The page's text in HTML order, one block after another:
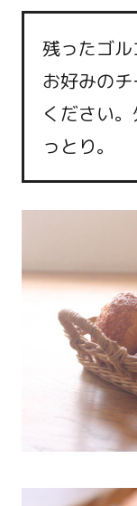
残ったゴル
お好みの
ください
っとり。